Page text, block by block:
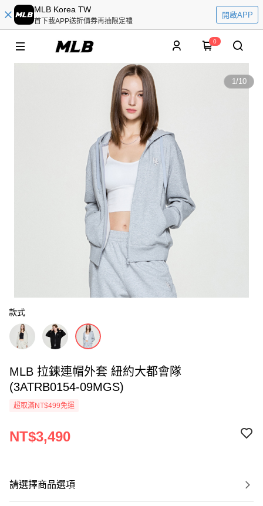
MLB Korea TW
首下載APP送折價券再抽限定禮
開啟APP
0
1/10
款式
MLB 拉鍊連帽外套 紐約大都會隊
(3ATRB0154-09MGS)
超取滿NT$499免運
NT$3,490
請選擇商品選項